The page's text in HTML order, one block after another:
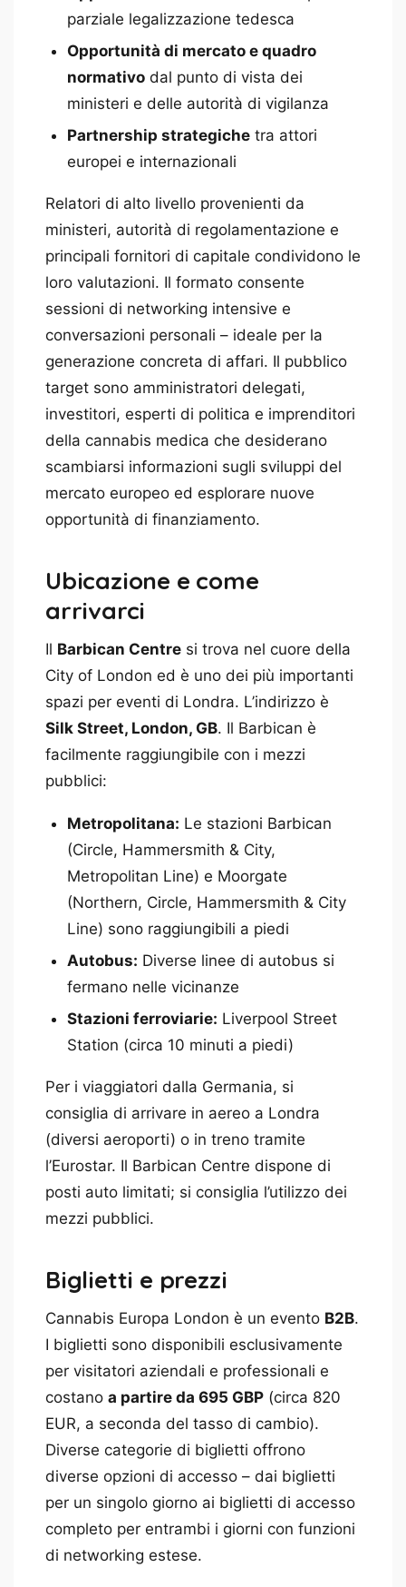
parziale legalizzazione tedesca
Opportunità di mercato e quadro
normativodal punto di vista dei
ministeri e delle autorità di vigilanza
Partnership strategichetra attori
europei e internazionali
Relatori di alto livello provenienti da
ministeri, autorità di regolamentazione e
principali fornitori di capitale condividono le
loro valutazioni. Il formato consente
sessioni di networking intensive e
conversazioni personali – ideale per la
generazione concreta di affari. Il pubblico
target sono amministratori delegati,
investitori, esperti di politica e imprenditori
della cannabis medica che desiderano
scambiarsi informazioni sugli sviluppi del
mercato europeo ed esplorare nuove
opportunità di finanziamento.
Ubicazione e come
arrivarci
Il Barbican Centre si trova nel cuore della
City of London ed è uno dei più importanti
spazi per eventi di Londra. L’indirizzo è
Silk Street, London, GB. Il Barbican è
facilmente raggiungibile con i mezzi
pubblici:
Metropolitana: Le stazioni Barbican
(Circle, Hammersmith & City,
Metropolitan Line) e Moorgate
(Northern, Circle, Hammersmith & City
Line) sono raggiungibili a piedi
Autobus: Diverse linee di autobus si
fermano nelle vicinanze
Stazioni ferroviarie: Liverpool Street
Station (circa 10 minuti a piedi)
Per i viaggiatori dalla Germania, si
consiglia di arrivare in aereo a Londra
(diversi aeroporti) o in treno tramite
l’Eurostar. Il Barbican Centre dispone di
posti auto limitati; si consiglia l’utilizzo dei
mezzi pubblici.
Biglietti e prezzi
Cannabis Europa London è un evento B2B.
I biglietti sono disponibili esclusivamente
per visitatori aziendali e professionali e
costano a partire da 695 GBP (circa 820
EUR, a seconda del tasso di cambio).
Diverse categorie di biglietti offrono
diverse opzioni di accesso – dai biglietti
per un singolo giorno ai biglietti di accesso
completo per entrambi i giorni con funzioni
di networking estese.